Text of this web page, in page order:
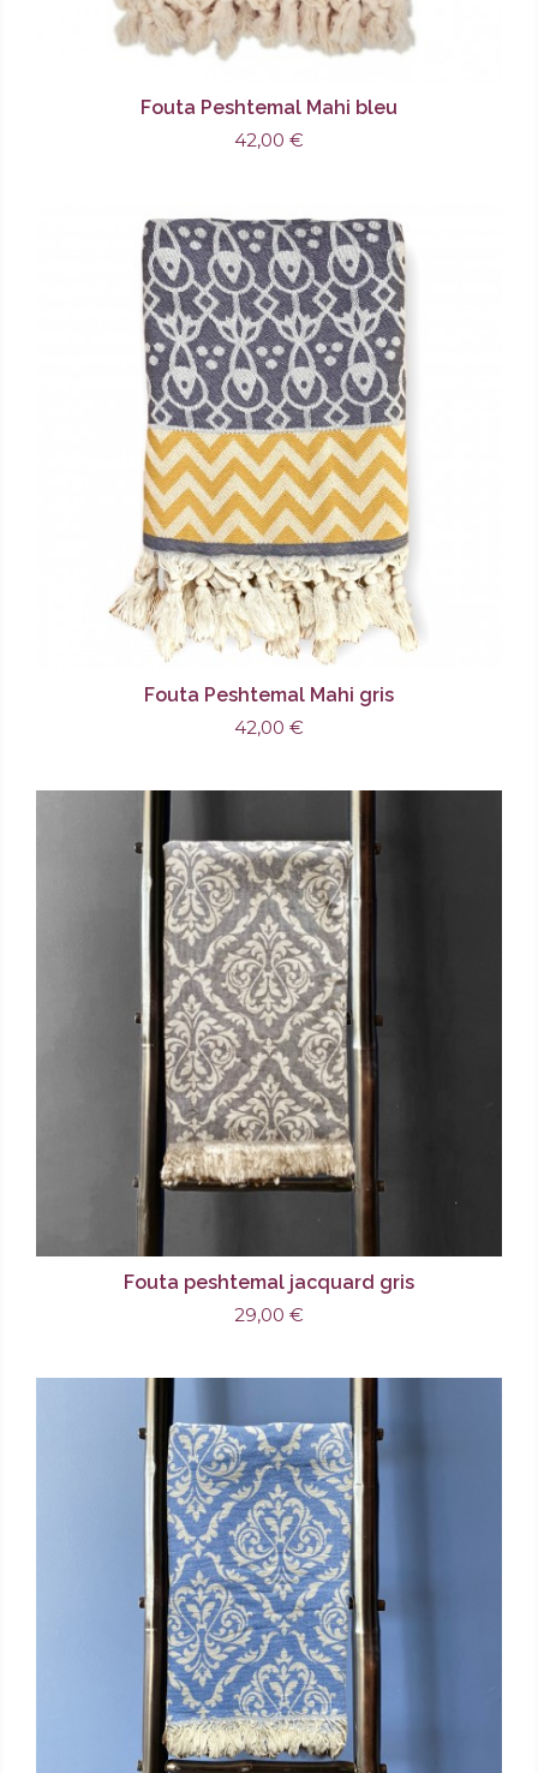
Fouta Peshtemal Mahi bleu
42,00 €
Fouta Peshtemal Mahi gris
42,00 €
Fouta peshtemal jacquard gris
29,00 €